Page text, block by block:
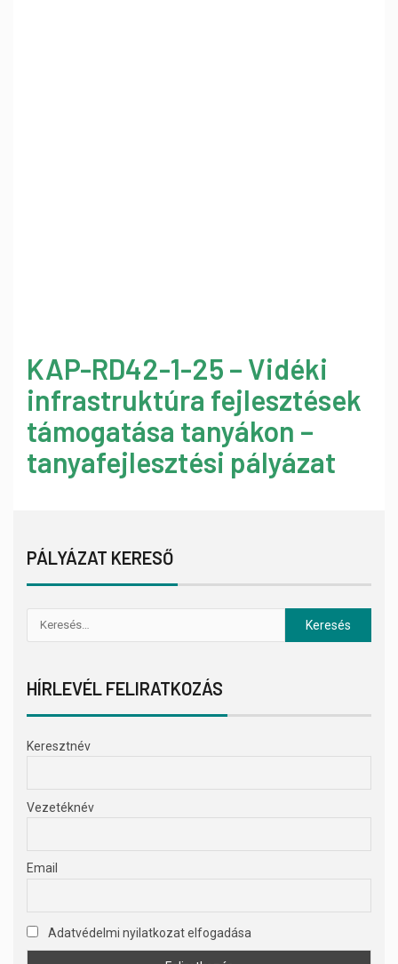
KAP-RD42-1-25 – Vidéki
infrastruktúra fejlesztések
támogatása tanyákon –
tanyafejlesztési pályázat
PÁLYÁZAT KERESŐ
HÍRLEVÉL FELIRATKOZÁS
Keresztnév
Vezetéknév
Email
Adatvédelmi nyilatkozat elfogadása